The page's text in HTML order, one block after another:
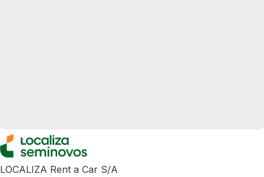
LOCALIZA Rent a Car S/A